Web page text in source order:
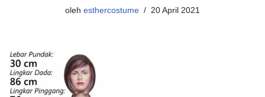
oleh esthercostume 20 April 2021